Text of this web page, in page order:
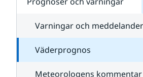
Varningar och
Väderprognos
Meteorologens kommentar